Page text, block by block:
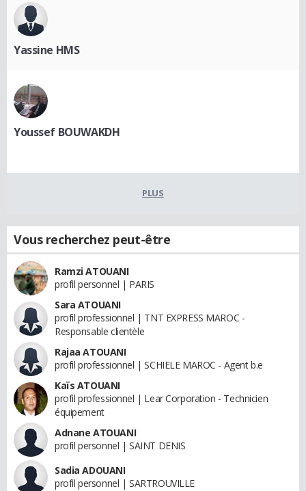
Yassine HMS
Youssef BOUWAKDH
PLUS
Vous recherchez peut-être
Ramzi ATOUANI
profil personnel | PARIS
Sara ATOUANI
profil professionnel | TNT EXPRESS MAROC -
Responsable clientèle
Rajaa ATOUANI
profil professionnel | SCHIELE MAROC - Agent b.e
Kaïs ATOUANI
profil professionnel | Lear Corporation - Technicien
équipement
Adnane ATOUANI
profil personnel | SAINT DENIS
Sadia ADOUANI
profil personnel | SARTROUVILLE